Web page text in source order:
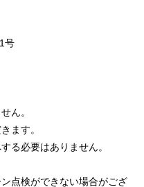
号
ん。
ます。
る必要はありません。
点検ができない場合がござ